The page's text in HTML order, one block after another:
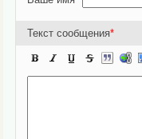
Текст сообщения*